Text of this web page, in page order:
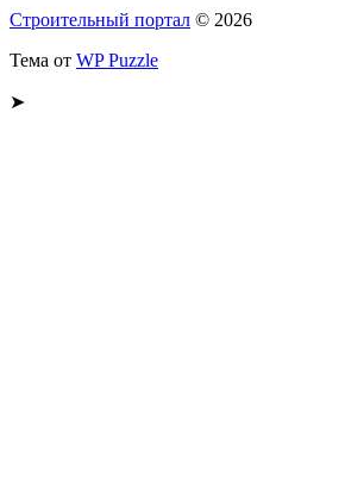
Строительный портал © 2026
Тема от WP Puzzle
➤